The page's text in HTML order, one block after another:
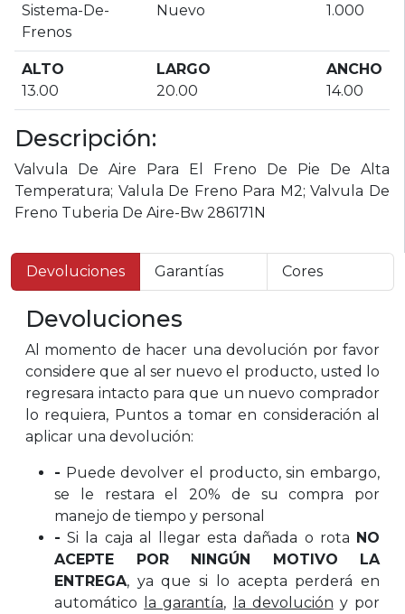
Sistema-De-
Frenos
Nuevo
1.000
ALTO
13.00
LARGO
20.00
ANCHO
14.00
Descripción:
Valvula De Aire Para El Freno De Pie De Alta
Temperatura; Valula De Freno Para M2; Valvula De
Freno Tuberia De Aire-Bw 286171N
Devoluciones Garantías Cores
Devoluciones
Al momento de hacer una devolución por favor
considere que al ser nuevo el producto, usted lo
regresara intacto para que un nuevo comprador
lo requiera, Puntos a tomar en consideración al
aplicar una devolución:
- Puede devolver el producto, sin embargo,
se le restara el 20% de su compra por
manejo de tiempo y personal
- Si la caja al llegar esta dañada o rota NO
ACEPTE POR NINGÚN MOTIVO LA
ENTREGA, ya que si lo acepta perderá en
automático
la garantía, la devolución y por